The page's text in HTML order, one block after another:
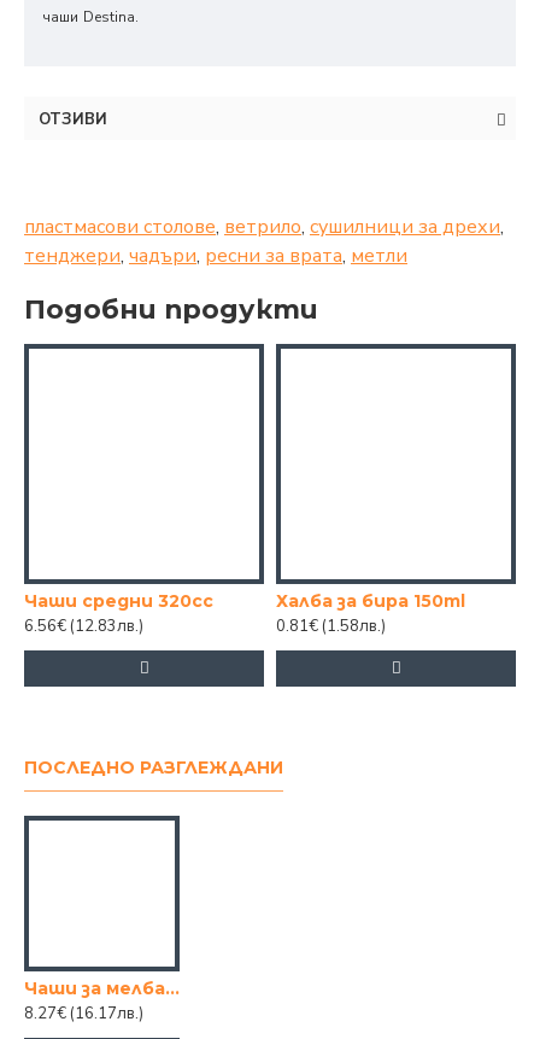
чаши Destina.
ОТЗИВИ
пластмасови столове, ветрило, сушилници за дрехи,
тенджери, чадъри, ресни за врата, метли
Подобни продукти
Чаши средни 320cc
6.56€ (12.83лв.)
Халба за бира 150ml
0.81€ (1.58лв.)
ПОСЛЕДНО РАЗГЛЕЖДАНИ
Чаши за мелба -DESTINA 6-ца
8.27€ (16.17лв.)